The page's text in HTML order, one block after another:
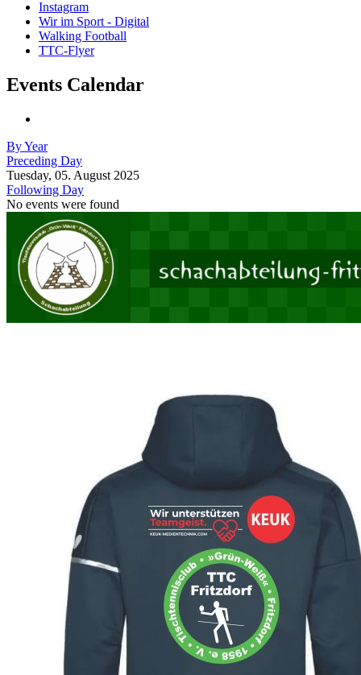
Instagram
Wir im Sport - Digital
Walking Football
TTC-Flyer
Events Calendar
By Year
Preceding Day
Tuesday, 05. August 2025
Following Day
No events were found